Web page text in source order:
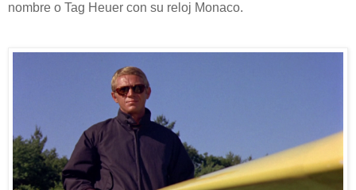
nombre o Tag Heuer con su reloj Monaco.